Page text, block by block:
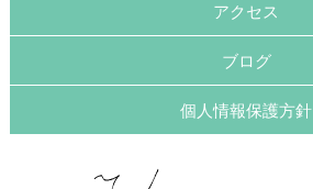
アクセス
ブログ
個人情報保護方針